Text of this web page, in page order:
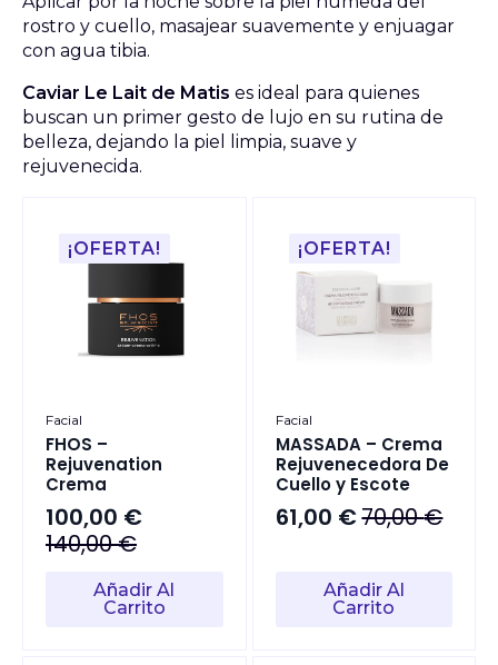
rostro y cuello, masajear suavemente y enjuagar
con agua tibia.
Caviar Le Lait de Matis es ideal para quienes
buscan un primer gesto de lujo en su rutina de
belleza, dejando la piel limpia, suave y
rejuvenecida.
¡OFERTA!
Facial
FHOS –
Rejuvenation
Crema
140,00€
El
original
100,00 €
El
actualAñadir Al
Carrito
¡OFERTA!
Facial
MASSADA – Crema
Rejuvenecedora De
Cuello y Escote
70,00€
El
original
61,00 €
El
actualAñadir Al
Carrito